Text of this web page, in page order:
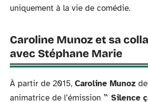
uniquement à la vie de comédie.
Caroline Munoz et sa
avec Stéphane Marie
À partir de 2015, Caroline Munoz
animatrice de l’émission ‶ Silence